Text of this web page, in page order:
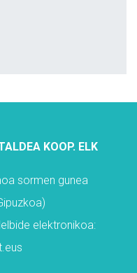
KOOP. ELK
sormen gunea
elektronikoa: